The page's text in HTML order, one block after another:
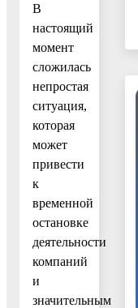
В
настоящий
момент
сложилась
непростая
ситуация,
которая
может
привести
к
временной
остановке
деятельности
компаний
и
значительным